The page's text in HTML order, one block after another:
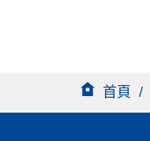
首頁 /